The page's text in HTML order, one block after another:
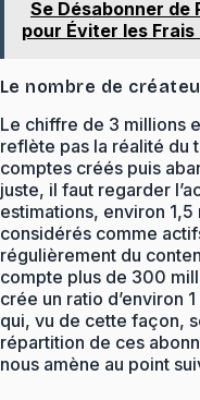
Se Désabonner de
pour Éviter les
Le nombre de
Le chiffre de 3 millions
reflète pas la réalité du
comptes créés puis
juste, il faut regarder
estimations, environ
considérés comme
régulièrement du
compte plus de 300
crée un ratio d’environ
qui, vu de cette façon,
répartition de ces
nous amène au point